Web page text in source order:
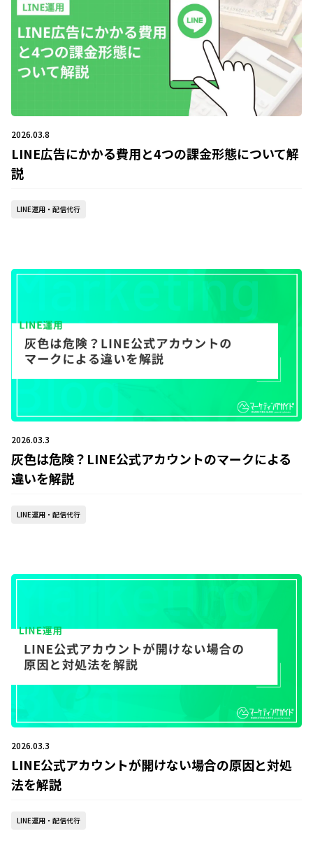
2026.03.8
LINE広告にかかる費用と4つの課金形態について解
説
LINE運用・配信代行
2026.03.3
灰色は危険？LINE公式アカウントのマークによる
違いを解説
LINE運用・配信代行
2026.03.3
LINE公式アカウントが開けない場合の原因と対処
法を解説
LINE運用・配信代行